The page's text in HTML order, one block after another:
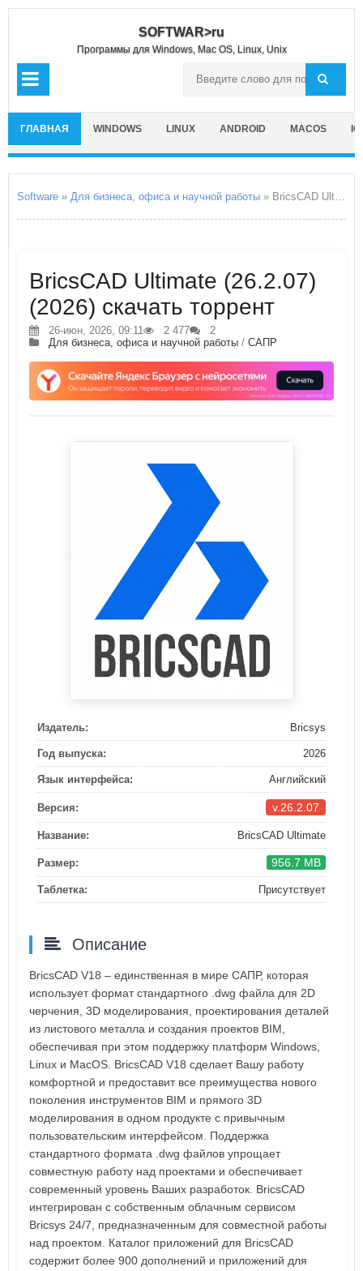
SOFTWAR>ru
Программы для Windows, Mac OS, Linux, Unix
ГЛАВНАЯ WINDOWS LINUX ANDROID MACOS
Software » Для бизнеса, офиса и научной работы » BricsCAD Ultimate
BricsCAD Ultimate (26.2.07)
(2026) скачать торрент
26-июн, 2026, 09:11 2 477
2
Для бизнеса, офиса и научной работы / САПР
Издатель: Bricsys
Год выпуска: 2026
Язык интерфейса: Английский
Версия: v.26.2.07
Название: BricsCAD Ultimate
Размер: 956.7 MB
Таблетка: Присутствует
Описание
BricsCAD V18 – единственная в мире САПР, которая
использует формат стандартного .dwg файла для 2D
черчения, 3D моделирования, проектирования деталей
из листового металла и создания проектов BIM,
обеспечивая при этом поддержку платформ Windows,
Linux и MacOS. BricsCAD V18 сделает Вашу работу
комфортной и предоставит все преимущества нового
поколения инструментов BIM и прямого 3D
моделирования в одном продукте c привычным
пользовательским интерфейсом. Поддержка
стандартного формата .dwg файлов упрощает
совместную работу над проектами и обеспечивает
современный уровень Ваших разработок. BricsCAD
интегрирован с собственным облачным сервисом
Bricsys 24/7, предназначенным для совместной работы
над проектом. Каталог приложений для BricsCAD
содержит более 900 дополнений и приложений для